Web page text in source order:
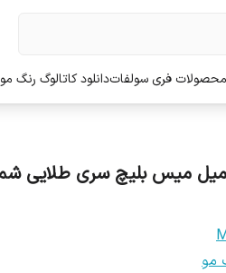
محصولات فری سولفاتدانلود کاتالوگ رنگ مو
مو